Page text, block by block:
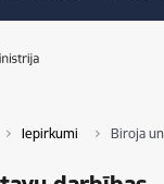
Iepirkumi Biroja